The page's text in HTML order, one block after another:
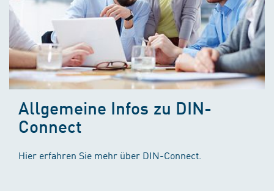
Allgemeine Infos zu DIN-
Connect
Hier erfahren Sie mehr über DIN-Connect.